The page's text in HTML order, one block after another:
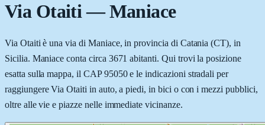
Via Otaiti—Maniace
Via Otaiti è una via di Maniace, in provincia di Catania (CT), in
Sicilia. Maniace conta circa 3671 abitanti. Qui trovi la posizione
esatta sulla mappa, il CAP 95050 e le indicazioni stradali per
raggiungere Via Otaiti in auto, a piedi, in bici o con i mezzi pubblici,
oltre alle vie e piazze nelle immediate vicinanze.